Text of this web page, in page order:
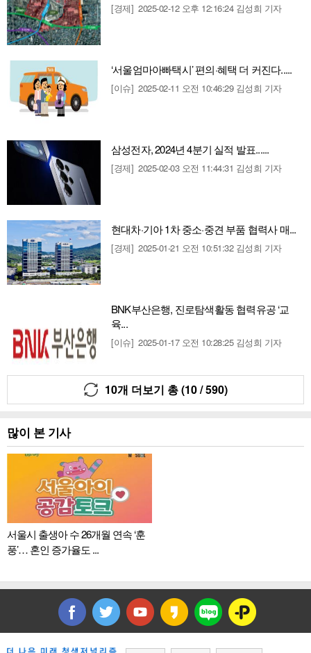
[경제] 2025-02-12 오후 12:16:24 김성희 기자
‘서울엄마아빠택시’ 편의·혜택 더 커진다.....
[이슈] 2025-02-11 오전 10:46:29 김성희 기자
삼성전자, 2024년 4분기 실적 발표......
[경제] 2025-02-03 오전 11:44:31 김성희 기자
현대차·기아 1차 중소·중견 부품 협력사 매...
[경제] 2025-01-21 오전 10:51:32 김성희 기자
BNK부산은행, 진로탐색활동 협력유공 ‘교
육...
[이슈] 2025-01-17 오전 10:28:25 김성희 기자
10개 더보기 총 (10/590)
많이 본 기사
서울시 출생아 수 26개월 연속 ‘훈
풍’… 혼인 증가율도 ...